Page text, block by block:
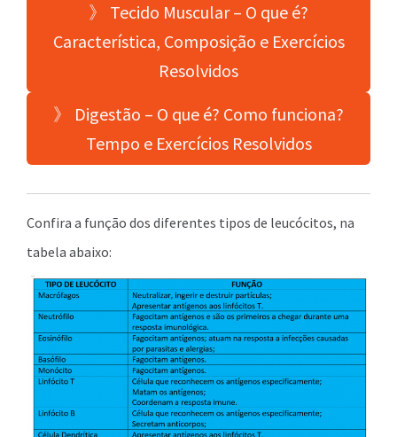
》 Tecido Muscular – O que é?
Característica, Composição e Exercícios
Resolvidos
》 Digestão – O que é? Como funciona?
Tempo e Exercícios Resolvidos
Confira a função dos diferentes tipos de leucócitos, na
tabela abaixo: